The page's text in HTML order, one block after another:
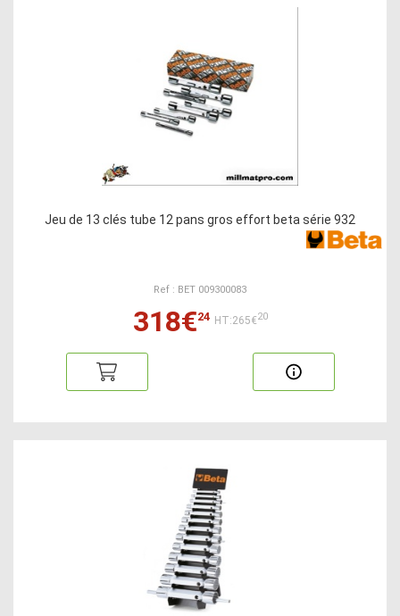
Jeu de 13 clés tube 12 pans gros effort beta série 932
Ref : BET 009300083
318€24 HT:265€20